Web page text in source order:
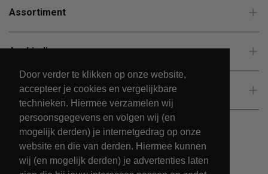
Door verder te klikken op onze website,
accepteer je cookies en vergelijkbare
technieken. Hiermee verzamelen wij
persoonsgegevens en volgen wij (en
mogelijk derden) je internetgedrag op onze
website en die van derden. Hiermee kunnen
wij (en mogelijk derden) je advertenties laten
Assortiment
Aanbiedingen
Klantenservice